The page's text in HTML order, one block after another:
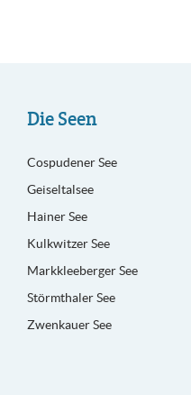
Die Seen
Cospudener See
Geiseltalsee
Hainer See
Kulkwitzer See
Markkleeberger See
Störmthaler See
Zwenkauer See